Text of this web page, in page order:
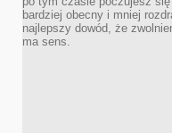
bardziej obecny i mniej
najlepszy dowód, że
ma sens.